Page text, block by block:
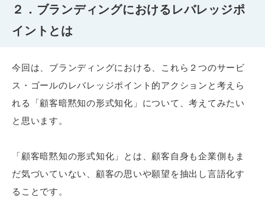
２．ブランディングにおけるレバレッジポ
イントとは
今回は、ブランディングにおける、これら２つのサービ
ス・ゴールのレバレッジポイント的アクションと考えら
れる「顧客暗黙知の形式知化」について、考えてみたい
と思います。
「顧客暗黙知の形式知化」とは、顧客自身も企業側もま
だ気づいていない、顧客の思いや願望を抽出し言語化す
ることです。